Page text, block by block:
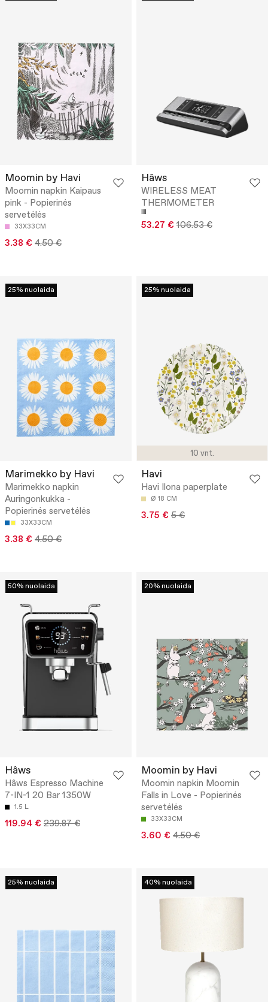
Moomin by Havi
Moomin napkin Kaipaus
pink - Popierinės
servetėlės
33X33CM
3.38 € 4.50 €
Hâws
WIRELESS MEAT
THERMOMETER
53.27 € 106.53 €
25% nuolaida
Marimekko by Havi
Marimekko napkin
Auringonkukka -
Popierinės servetėlės
33X33CM
3.38 € 4.50 €
10 vnt.
25% nuolaida
Havi
Havi Ilona paperplate
Ø 18 CM
3.75 € 5 €
50% nuolaida
Hâws
Hâws Espresso Machine
7-IN-1 20 Bar 1350W
1.5 L
119.94 € 239.87 €
20% nuolaida
Moomin by Havi
Moomin napkin Moomin
Falls in Love - Popierinės
servetėlės
33X33CM
3.60 € 4.50 €
25% nuolaida 40% nuolaida